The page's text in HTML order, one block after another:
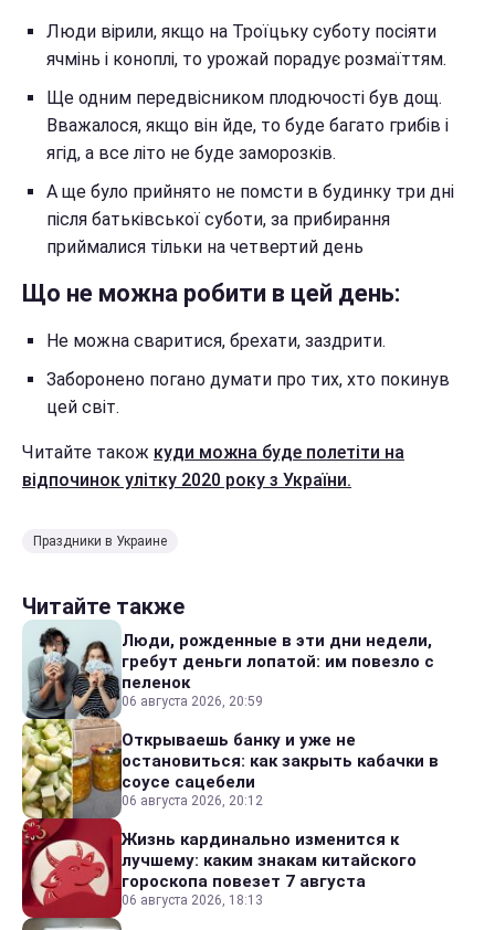
Люди вірили, якщо на Троїцьку суботу посіяти
ячмінь і коноплі, то урожай порадує розмаїттям.
Ще одним передвісником плодючості був дощ.
Вважалося, якщо він йде, то буде багато грибів і
ягід, а все літо не буде заморозків.
А ще було прийнято не помсти в будинку три дні
після батьківської суботи, за прибирання
приймалися тільки на четвертий день
Що не можна робити в цей день:
Не можна сваритися, брехати, заздрити.
Заборонено погано думати про тих, хто покинув
цей світ.
Читайте також куди можна буде полетіти на
відпочинок улітку 2020 року з України.
Праздники в Украине
Читайте также
Люди, рожденные в эти дни недели,
гребут деньги лопатой: им повезло с
пеленок
06 августа 2026, 20:59
Открываешь банку и уже не
остановиться: как закрыть кабачки в
соусе сацебели
06 августа 2026, 20:12
Жизнь кардинально изменится к
лучшему: каким знакам китайского
гороскопа повезет 7 августа
06 августа 2026, 18:13